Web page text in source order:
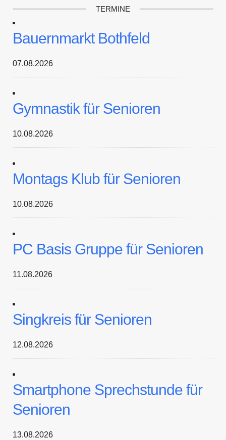
TERMINE
Bauernmarkt Bothfeld
07.08.2026
Gymnastik für Senioren
10.08.2026
Montags Klub für Senioren
10.08.2026
PC Basis Gruppe für Senioren
11.08.2026
Singkreis für Senioren
12.08.2026
Smartphone Sprechstunde für
Senioren
13.08.2026